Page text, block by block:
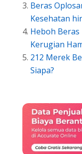
Beras
Kesehatan
Heboh
Kerugian
212 Merek
Siapa?